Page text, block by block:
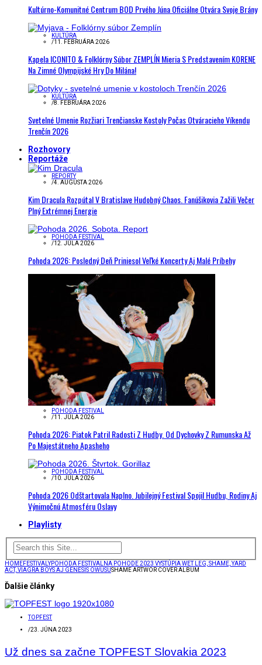
Kultúrno-Komunitné Centrum BOD Prvého Júna Oficiálne Otvára Svoje Brány
KULTÚRA
/11. FEBRUÁRA 2026
Kapela ICONITO & Folklórny Súbor ZEMPLÍN Mieria S Predstavením KORENE
Na Zimné Olympijské Hry Do Milána!
KULTÚRA
/8. FEBRUÁRA 2026
Svetelné Umenie Rozžiari Trenčianske Kostoly Počas Otváracieho Víkendu
Trenčín 2026
Rozhovory
Reportáže
REPORTY
/4. AUGUSTA 2026
Kim Dracula Rozpútal V Bratislave Hudobný Chaos. Fanúšikovia Zažili Večer
Plný Extrémnej Energie
POHODA FESTIVAL
/12. JÚLA 2026
Pohoda 2026: Posledný Deň Priniesol Veľké Koncerty Aj Malé Príbehy
POHODA FESTIVAL
/11. JÚLA 2026
Pohoda 2026: Piatok Patril Radosti Z Hudby. Od Dychovky Z Rumunska Až
Po Majestátneho Apasheho
POHODA FESTIVAL
/10. JÚLA 2026
Pohoda 2026 Odštartovala Naplno. Jubilejný Festival Spojil Hudbu, Rodiny Aj
Výnimočnú Atmosféru Oslavy
Playlisty
HOMEFESTIVALYPOHODA FESTIVAL
NA POHODE 2023 VYSTÚPIA WET LEG, SHAME, YARD
ACT, VIAGRA BOYS AJ GENESIS OWUSUSHAME ARTWOR COVER ALBUM
Ďalšie články
TOPFEST
/23. JÚNA 2023
Už dnes sa začne TOPFEST Slovakia 2023